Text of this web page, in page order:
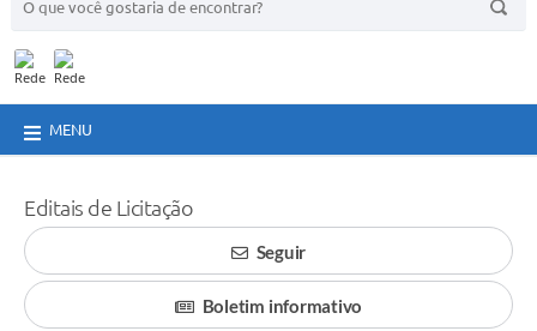
MENU
Editais de Licitação
Seguir
Boletim informativo